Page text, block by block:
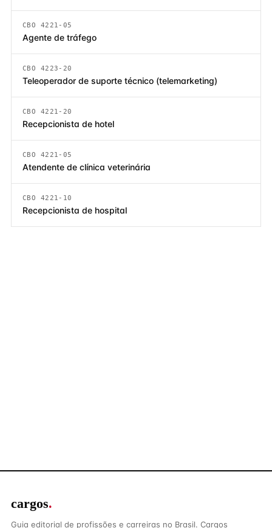
CBO 4221-05
Agente de tráfego
CBO 4223-20
Teleoperador de suporte técnico (telemarketing)
CBO 4221-20
Recepcionista de hotel
CBO 4221-05
Atendente de clínica veterinária
CBO 4221-10
Recepcionista de hospital
cargos.
Guia editorial de profissões e carreiras no Brasil. Cargos